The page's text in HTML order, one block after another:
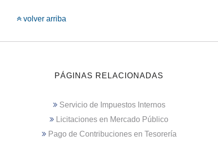
volver arriba
PÁGINAS RELACIONADAS
Servicio de Impuestos Internos
Licitaciones en Mercado Público
Pago de Contribuciones en Tesorería